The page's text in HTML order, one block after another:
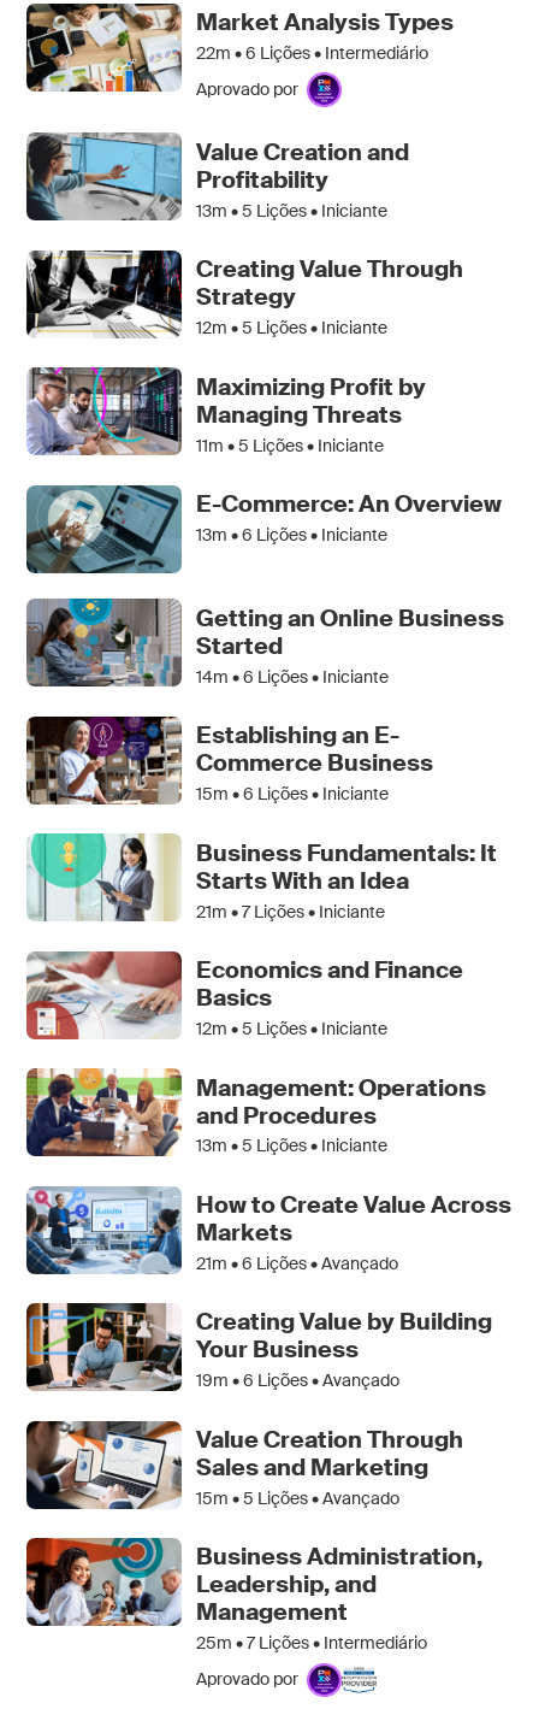
Market Analysis Types
22m •6 Lições • Intermediário
Aprovado por
Value Creation and
Profitability
13m •5 Lições • Iniciante
Creating Value Through
Strategy
12m •5 Lições • Iniciante
Maximizing Profit by
Managing Threats
11m •5 Lições • Iniciante
E-Commerce: An Overview
13m •6 Lições • Iniciante
Getting an Online Business
Started
14m •6 Lições • Iniciante
Establishing an E-
Commerce Business
15m •6 Lições • Iniciante
Business Fundamentals: It
Starts With an Idea
21m •7Lições • Iniciante
Economics and Finance
Basics
12m •5 Lições • Iniciante
Management: Operations
and Procedures
13m •5 Lições • Iniciante
How to Create Value Across
Markets
21m •6 Lições • Avançado
Creating Value by Building
Your Business
19m •6 Lições • Avançado
Value Creation Through
Sales and Marketing
15m •5 Lições • Avançado
Business Administration,
Leadership, and
Management
25m •7Lições • Intermediário
Aprovado por